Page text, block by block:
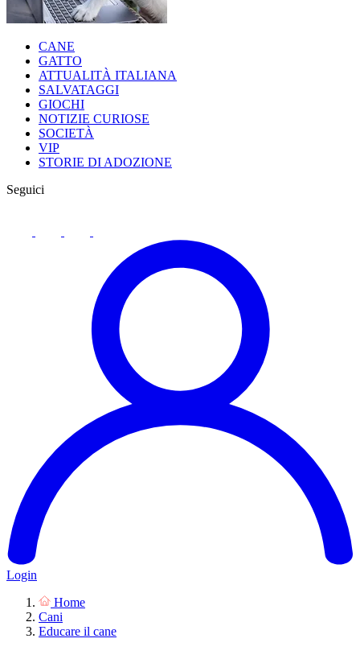
CANE
GATTO
ATTUALITÀ ITALIANA
SALVATAGGI
GIOCHI
NOTIZIE CURIOSE
SOCIETÀ
VIP
STORIE DI ADOZIONE
Seguici
Login
Home
Cani
Educare il cane